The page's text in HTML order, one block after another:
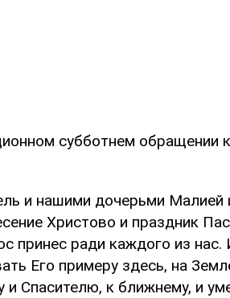
субботнем обращении
и нашими дочерьми Малией
Христово и праздник
принес ради каждого из
Его примеру здесь, на
Спасителю, к ближнему, и